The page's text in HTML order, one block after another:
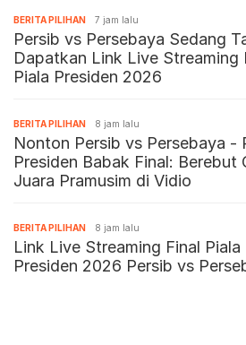
BERITA PILIHAN 7 jam lalu
Persib vs Persebaya Sedang
Dapatkan Link Live Streaming
Piala Presiden 2026
BERITA PILIHAN 8 jam lalu
Nonton Persib vs Persebaya -
Presiden Babak Final: Berebut
Juara Pramusim di Vidio
BERITA PILIHAN 8 jam lalu
Link Live Streaming Final Piala
Presiden 2026 Persib vs